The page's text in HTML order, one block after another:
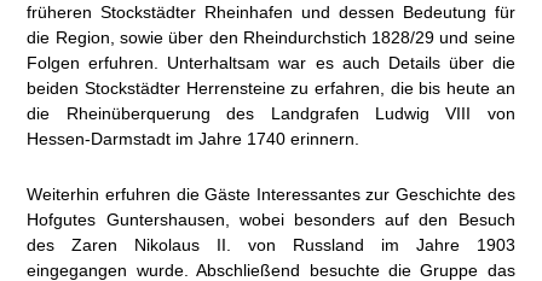
früheren Stockstädter Rheinhafen und dessen Bedeutung für
die Region, sowie über den Rheindurchstich 1828/29 und seine
Folgen erfuhren. Unterhaltsam war es auch Details über die
beiden Stockstädter Herrensteine zu erfahren, die bis heute an
die Rheinüberquerung des Landgrafen Ludwig VIII von
Hessen-Darmstadt im Jahre 1740 erinnern.
Weiterhin erfuhren die Gäste Interessantes zur Geschichte des
Hofgutes Guntershausen, wobei besonders auf den Besuch
des Zaren Nikolaus II. von Russland im Jahre 1903
eingegangen wurde. Abschließend besuchte die Gruppe das